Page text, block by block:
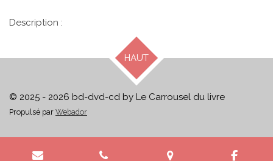
Description :
HAUT
© 2025 - 2026 bd-dvd-cd by Le Carrousel du livre
Propulsé par Webador